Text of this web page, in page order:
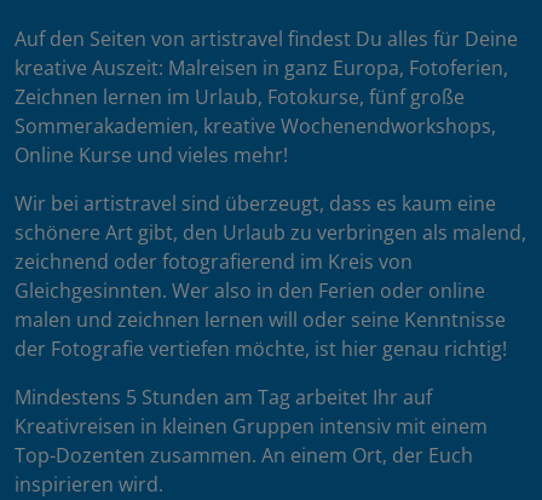
Auf den Seiten von artistravel findest Du alles für Deine
kreative Auszeit: Malreisen in ganz Europa, Fotoferien,
Zeichnen lernen im Urlaub, Fotokurse, fünf große
Sommerakademien, kreative Wochenendworkshops,
Online Kurse und vieles mehr!
Wir bei artistravel sind überzeugt, dass es kaum eine
schönere Art gibt, den Urlaub zu verbringen als malend,
zeichnend oder fotografierend im Kreis von
Gleichgesinnten. Wer also in den Ferien oder online
malen und zeichnen lernen will oder seine Kenntnisse
der Fotografie vertiefen möchte, ist hier genau richtig!
Mindestens 5 Stunden am Tag arbeitet Ihr auf
Kreativreisen in kleinen Gruppen intensiv mit einem
Top-Dozenten zusammen. An einem Ort, der Euch
inspirieren wird.